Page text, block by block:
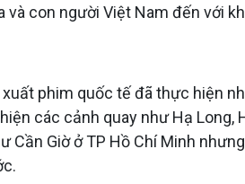
con người Việt Nam đến với
phim quốc tế đã thực hiện
các cảnh quay như Hạ Long,
Giờ ở TP Hồ Chí Minh